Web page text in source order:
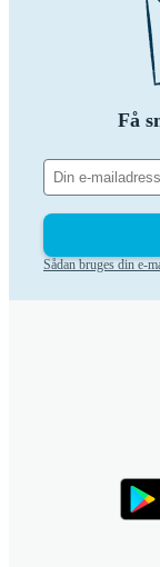
Få
Sådan bruges din e-